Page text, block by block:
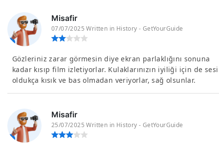
Misafir
07/07/2025 Written in History - GetYourGuide
Gözleriniz zarar görmesin diye ekran parlaklığını sonuna
kadar kısıp film izletiyorlar. Kulaklarınızın iyiliği için de sesi
oldukça kısık ve bas olmadan veriyorlar, sağ olsunlar.
Misafir
25/07/2025 Written in History - GetYourGuide